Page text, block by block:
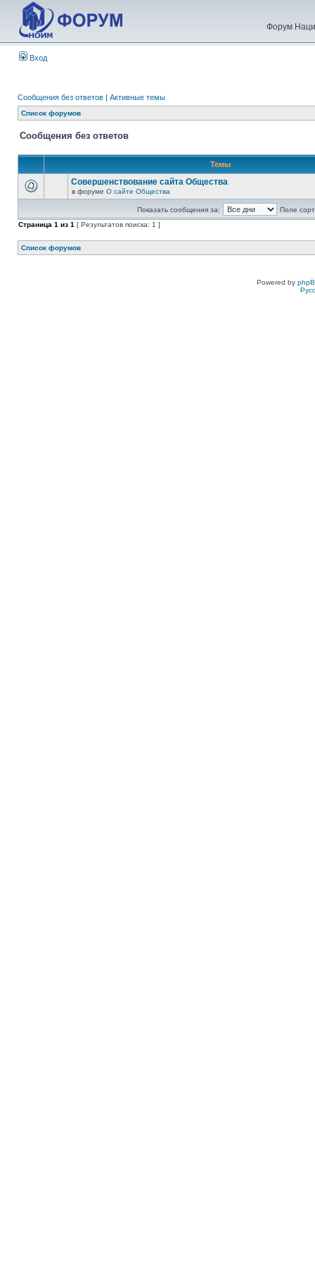
Форум
Вход
Сообщения без ответов | Активные темы
Список форумов
Сообщения без ответов
Темы
Совершенствование сайта Общества
в форуме О сайте Общества
Показать сообщения за:
Поле
Страница 1 из 1 [ Результатов поиска: 1 ]
Список форумов
Powered by